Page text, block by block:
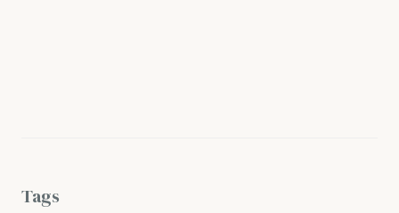
Tags